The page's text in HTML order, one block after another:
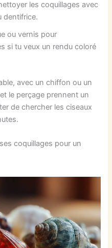
les coquillages avec
dentifrice.
ou vernis pour
si tu veux un rendu coloré
avec un chiffon ou un
le perçage prennent un
de chercher les ciseaux
coquillages pour un